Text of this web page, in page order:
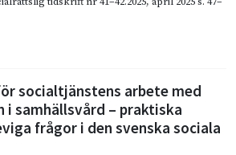
socialtjänstens arbete med
i samhällsvård – praktiska
frågor i den svenska sociala